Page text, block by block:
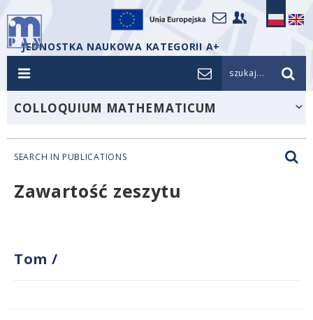
JEDNOSTKA NAUKOWA KATEGORII A+
szukaj...
COLLOQUIUM MATHEMATICUM
SEARCH IN PUBLICATIONS
Zawartość zeszytu
Tom /